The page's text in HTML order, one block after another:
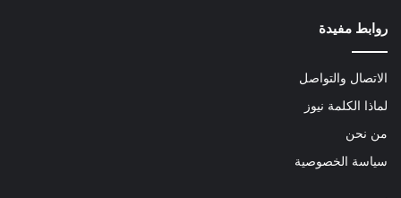
روابط مفيدة
الاتصال والتواصل
لماذا الكلمة نيوز
من نحن
سياسة الخصوصية